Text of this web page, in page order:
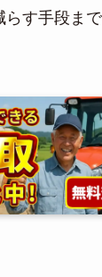
す手段まで